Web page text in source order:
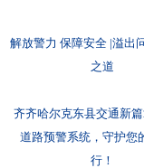
解放警力 保障安全 |溢出
之道
齐齐哈尔克东县交通新
道路预警系统，守护您
行！